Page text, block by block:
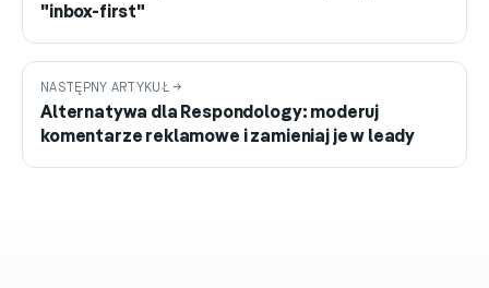
"inbox-first"
NASTĘPNY ARTYKUŁ →
Alternatywa dla Respondology: moderuj
komentarze reklamowe i zamieniaj je w leady